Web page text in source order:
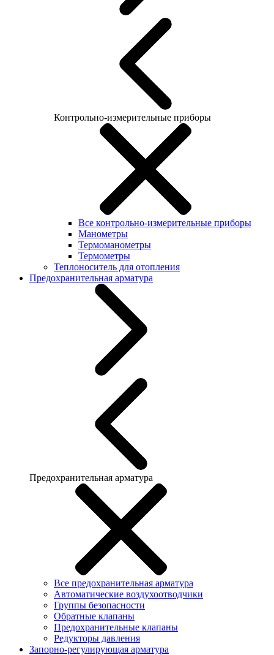
Контрольно-измерительные приборы
Все контрольно-измерительные приборы
Манометры
Термоманометры
Термометры
Теплоноситель для отопления
Предохранительная арматура
Предохранительная арматура
Все предохранительная арматура
Автоматические воздухоотводчики
Группы безопасности
Обратные клапаны
Предохранительные клапаны
Редукторы давления
Запорно-регулирующая арматура